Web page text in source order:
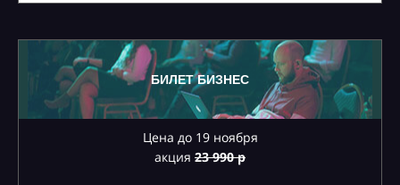
БИЛЕТ БИЗНЕС
Цена до 19 ноября
акция 23990 р